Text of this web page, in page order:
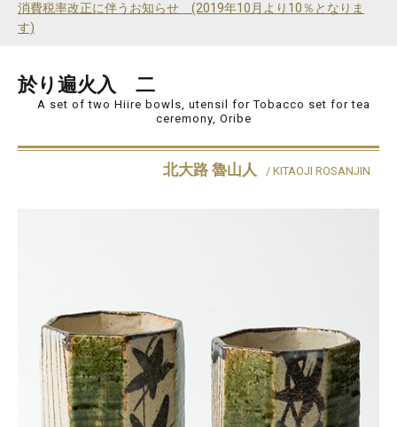
消費税率改正に伴うお知らせ (2019年10月より10％となりま
す)
於り遍火入 二
A set of two Hiire bowls, utensil for Tobacco set for tea
ceremony, Oribe
北大路 魯山人 / KITAOJI ROSANJIN